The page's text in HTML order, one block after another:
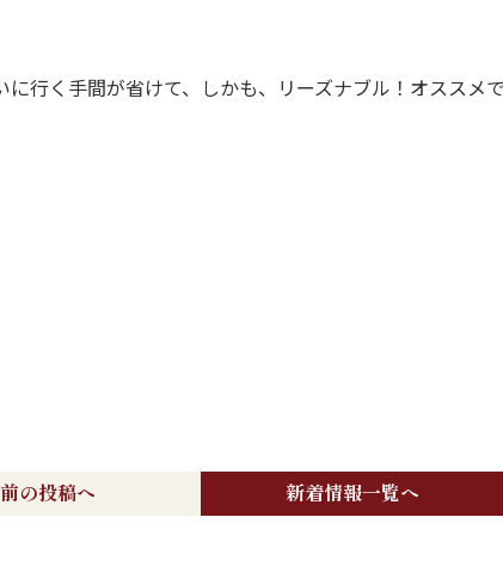
に行く手間が省けて、しかも、リーズナブル！オススメ
前の投稿へ 新着情報一覧へ